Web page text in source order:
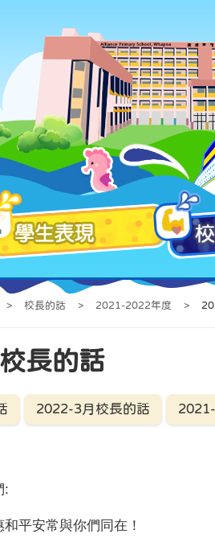
> 校長的話 > 2021-2022年度 >
長的話
2022-3月校長的話
:
平安常與你們同在！